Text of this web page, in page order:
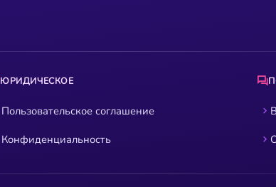
ЮРИДИЧЕСКОЕ
Пользовательское соглашение
Конфиденциальность